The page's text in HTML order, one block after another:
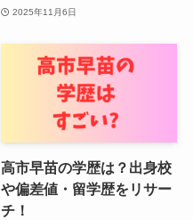
2025年11月6日
高市早苗の学歴は？出身校
や偏差値・留学歴をリサー
チ！